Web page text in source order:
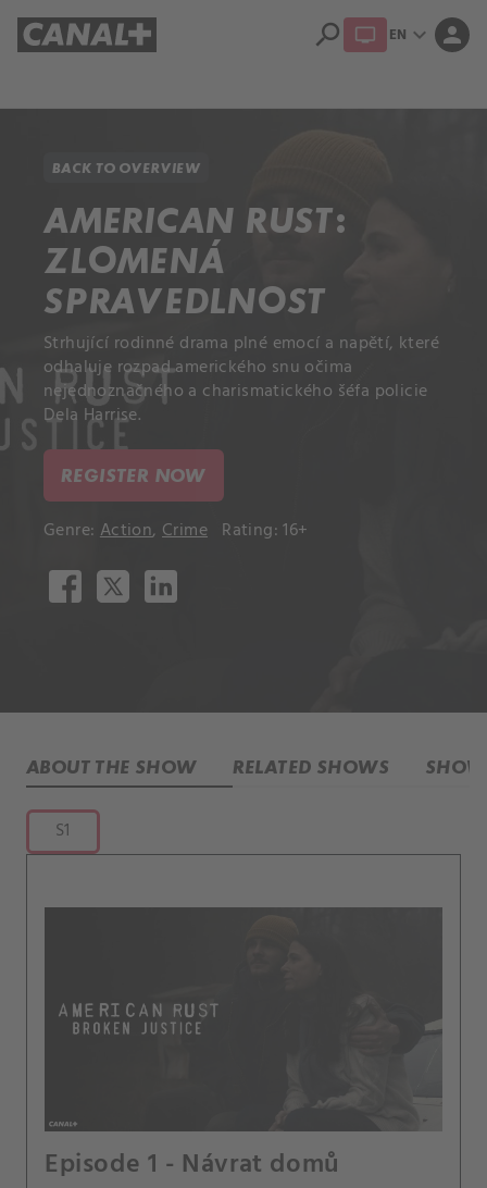
search EN expand_more person
BACK TO OVERVIEW
AMERICAN RUST:
ZLOMENÁ
SPRAVEDLNOST
Strhující rodinné drama plné emocí a napětí, které
odhaluje rozpad amerického snu očima
nejednoznačného a charismatického šéfa policie
Dela Harrise.
REGISTER NOW
Genre: Action,Crime Rating: 16+
ABOUT THE SHOW RELATED SHOWS
S1
Episode 1 - Návrat domů